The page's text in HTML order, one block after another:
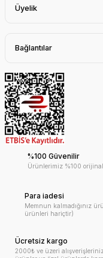
Üyelik
Bağlantılar
%100 Güvenilir
Ürünlerimiz %100
Para iadesi
Memnun kalmadığınız
ürünleri hariçtir)
Ücretsiz kargo
2000₺ ve üzeri